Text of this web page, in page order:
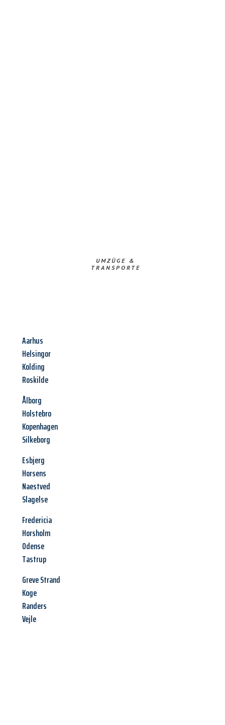
UMZÜGE &
TRANSPORTE
Aarhus
Helsingor
Kolding
Roskilde
Ålborg
Holstebro
Kopenhagen
Silkeborg
Esbjerg
Horsens
Naestved
Slagelse
Fredericia
Horsholm
Odense
Tastrup
Greve Strand
Koge
Randers
Vejle